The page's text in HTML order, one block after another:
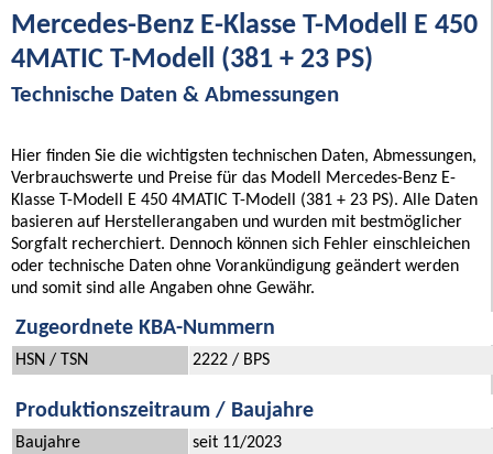
Mercedes-Benz E-Klasse T-Modell E 450
4MATIC T-Modell (381 + 23 PS)
Technische Daten & Abmessungen
Hier finden Sie die wichtigsten technischen Daten, Abmessungen,
Verbrauchswerte und Preise für das Modell Mercedes-Benz E-
Klasse T-Modell E 450 4MATIC T-Modell (381 + 23 PS). Alle Daten
basieren auf Herstellerangaben und wurden mit bestmöglicher
Sorgfalt recherchiert. Dennoch können sich Fehler einschleichen
oder technische Daten ohne Vorankündigung geändert werden
und somit sind alle Angaben ohne Gewähr.
Zugeordnete KBA-Nummern
HSN / TSN 2222 / BPS
Produktionszeitraum / Baujahre
Baujahre seit 11/2023